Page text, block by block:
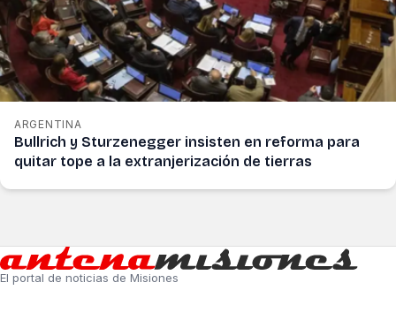
ARGENTINA
Bullrich y Sturzenegger insisten en reforma para
quitar tope a la extranjerización de tierras
El portal de noticias de Misiones